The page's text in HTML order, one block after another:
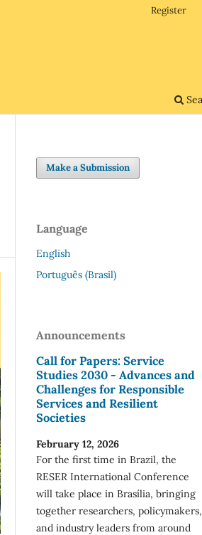
Register
Make a Submission
Language
English
Português (Brasil)
Announcements
Call for Papers: Service
Studies 2030 - Advances and
Challenges for Responsible
Services and Resilient
Societies
February 12, 2026
For the first time in Brazil, the
RESER International Conference
will take place in Brasília, bringing
together researchers, policymakers,
and industry leaders from around